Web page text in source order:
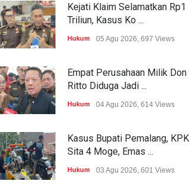
Kejati Klaim Selamatkan Rp1
Triliun, Kasus Ko ...
Hukum 05 Agu 2026, 697 Views
Empat Perusahaan Milik Don
Ritto Diduga Jadi ...
Hukum 04 Agu 2026, 614 Views
Kasus Bupati Pemalang, KPK
Sita 4 Moge, Emas ...
Hukum 03 Agu 2026, 601 Views